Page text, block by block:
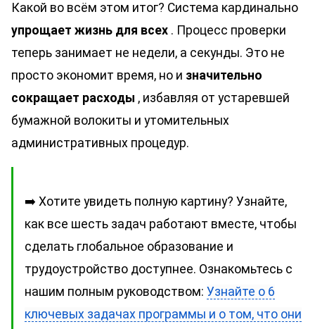
Какой во всём этом итог? Система кардинально
упрощает жизнь для всех . Процесс проверки
теперь занимает не недели, а секунды. Это не
просто экономит время, но и значительно
сокращает расходы , избавляя от устаревшей
бумажной волокиты и утомительных
административных процедур.
➡️ Хотите увидеть полную картину? Узнайте,
как все шесть задач работают вместе, чтобы
сделать глобальное образование и
трудоустройство доступнее. Ознакомьтесь с
нашим полным руководством: Узнайте о 6
ключевых задачах программы и о том, что они